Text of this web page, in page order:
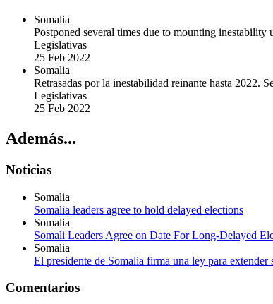
Somalia
Postponed several times due to mounting
Legislativas
25 Feb 2022
Somalia
Retrasadas por la inestabilidad reinante hasta 2022.
Legislativas
25 Feb 2022
Además...
Noticias
Somalia
Somalia leaders agree to hold delayed elections
Somalia
Somali Leaders Agree on Date For Long-Delayed
Somalia
El presidente de Somalia firma una ley para extender
Comentarios